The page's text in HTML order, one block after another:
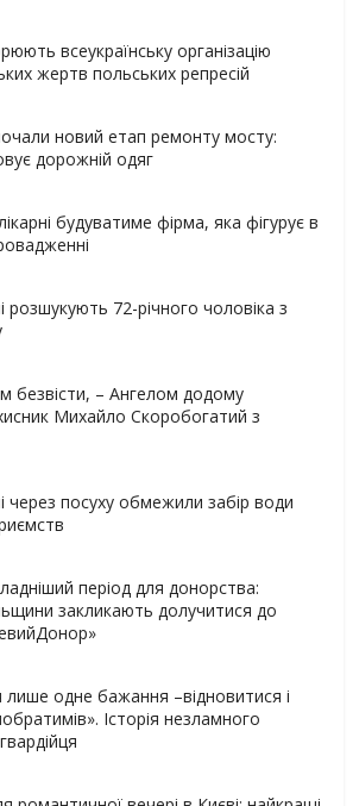
всеукраїнську організацію
жертв польських репресій
новий етап ремонту мосту:
дорожній одяг
будуватиме фірма, яка фігурує в
розшукують 72-річного чоловіка з
безвісти, – Ангелом додому
Михайло Скоробогатий з
через посуху обмежили забір води
період для донорства:
закликають долучитися до
лише одне бажання –відновитися і
Історія незламного